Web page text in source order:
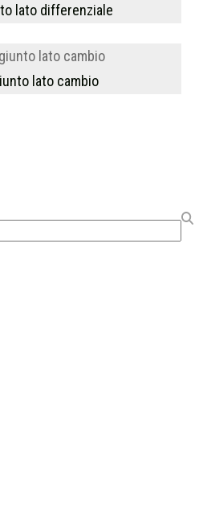
lato differenziale
lato cambio